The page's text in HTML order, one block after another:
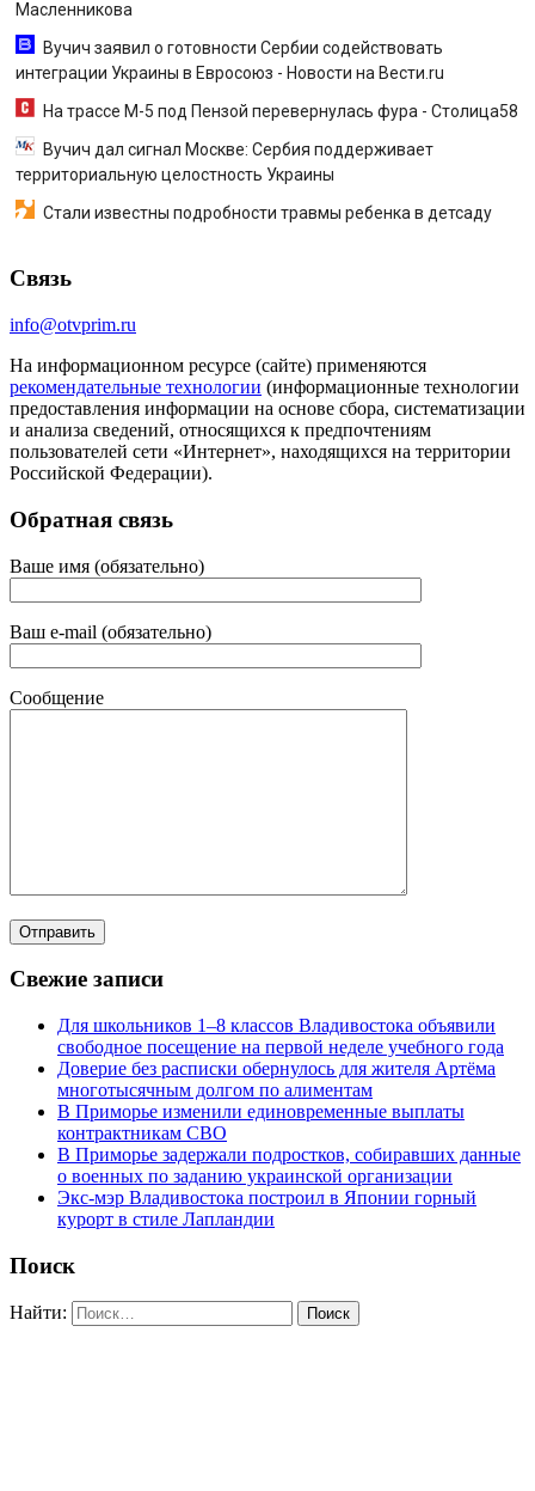
Масленникова
Вучич заявил о готовности Сербии содействовать
интеграции Украины в Евросоюз - Новости на Вести.ru
На трассе М-5 под Пензой перевернулась фура - Столица58
Вучич дал сигнал Москве: Сербия поддерживает
территориальную целостность Украины
Стали известны подробности травмы ребенка в детсаду
Связь
info@otvprim.ru
На информационном ресурсе (сайте) применяются
рекомендательные технологии (информационные технологии
предоставления информации на основе сбора, систематизации
и анализа сведений, относящихся к предпочтениям
пользователей сети «Интернет», находящихся на территории
Российской Федерации).
Обратная связь
Ваше имя (обязательно)
Ваш e-mail (обязательно)
Сообщение
Свежие записи
Для школьников 1–8 классов Владивостока объявили
свободное посещение на первой неделе учебного года
Доверие без расписки обернулось для жителя Артёма
многотысячным долгом по алиментам
В Приморье изменили единовременные выплаты
контрактникам СВО
В Приморье задержали подростков, собиравших данные
о военных по заданию украинской организации
Экс-мэр Владивостока построил в Японии горный
курорт в стиле Лапландии
Поиск
Найти: